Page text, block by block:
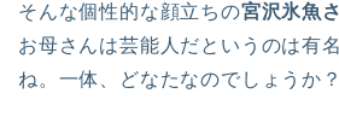
そんな個性的な顔立ちの宮沢氷魚
お母さんは芸能人だというのは有
ね。一体、どなたなのでしょうか？